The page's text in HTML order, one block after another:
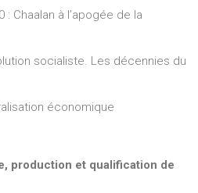
: Chaalan à l’apogée de la
socialiste. Les décennies du
économique
production et qualification de